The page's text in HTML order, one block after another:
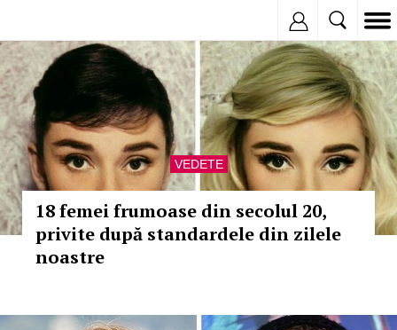
VEDETE
18 femei frumoase din secolul 20,
privite după standardele din zilele
noastre